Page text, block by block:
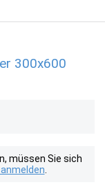
300x600
müssen Sie sich